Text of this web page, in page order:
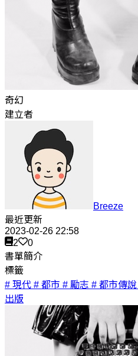
奇幻
建立者
Breeze
最近更新
2023-02-26 22:58
2
0
書單簡介
標籤
# 現代 # 都市 # 勵志 # 都市傳說
出版